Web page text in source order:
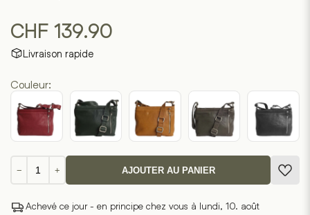
CHF 139.90
Livraison rapide
Couleur:
−
de
1
+ AJOUTER AU PANIER
Achevé ce jour - en principe chez vous à lundi, 10. août